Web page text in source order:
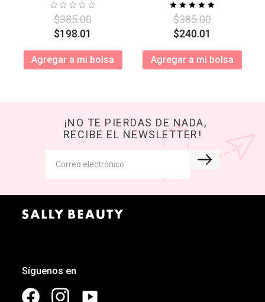
$385.00
$198.01
Agregar a mi bolsa
$385.00
$240.01
Agregar a mi bolsa
¡NO TE PIERDAS DE NADA,
RECIBE EL NEWSLETTER!
Síguenos en